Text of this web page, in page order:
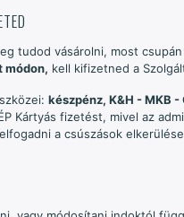
tudod vásárolni, most csupán
módon, kell kifizetned a
készpénz, K&H - MKB
Kártyás fizetést, mivel az
a csúszások